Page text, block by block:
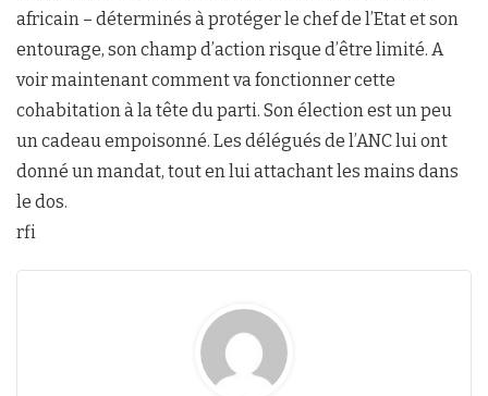
africain – déterminés à protéger le chef de l’Etat et son
entourage, son champ d’action risque d’être limité. A
voir maintenant comment va fonctionner cette
cohabitation à la tête du parti. Son élection est un peu
un cadeau empoisonné. Les délégués de l’ANC lui ont
donné un mandat, tout en lui attachant les mains dans
le dos.
rfi